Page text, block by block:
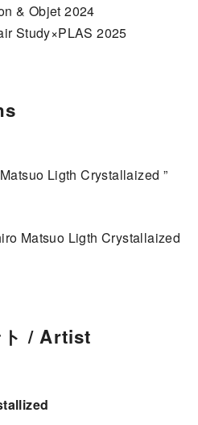
& Objet 2024
Study×PLAS 2025
Ligth Crystallaized ”
Matsuo Ligth Crystallaized
ト /Artist